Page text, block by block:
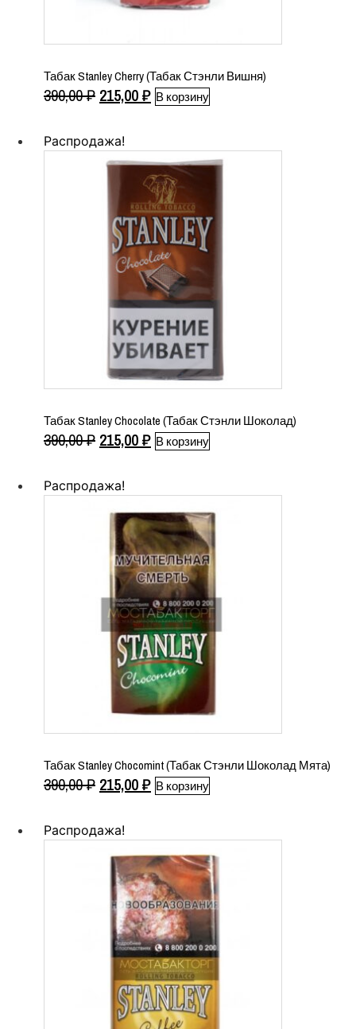
Табак Stanley Cherry (Табак Стэнли Вишня)
390,00₽ Первоначальная
составляла
390,00 ₽.
215,00₽Текущая
В корзину
Распродажа!
Табак Stanley Chocolate (Табак Стэнли Шоколад)
390,00₽ Первоначальная
составляла
390,00 ₽.
215,00₽Текущая
В корзину
Распродажа!
Табак Stanley Chocomint (Табак Стэнли Шоколад Мята)
390,00₽ Первоначальная
составляла
390,00 ₽.
215,00₽Текущая
В корзину
Распродажа!